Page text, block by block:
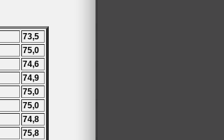
73,5
75,0
74,6
74,9
75,0
75,0
74,8
75,8